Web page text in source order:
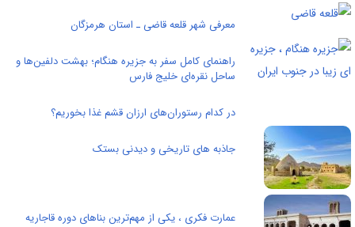
معرفی شهر قلعه قاضی ـ استان هرمزگان
راهنمای کامل سفر به جزیره هنگام؛ بهشت دلفین‌ها و
ساحل نقره‌ای خلیج فارس
در کدام رستوران‌های ارزان قشم غذا بخوریم؟
جاذبه های تاریخی و دیدنی بستک
عمارت فکری ، یکی از مهم‌ترین بناهای دوره قاجاریه